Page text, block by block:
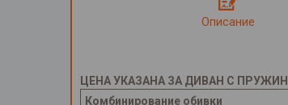
Описание
ЦЕНА УКАЗАНА ЗА ДИВАН С
Комбинирование обивки